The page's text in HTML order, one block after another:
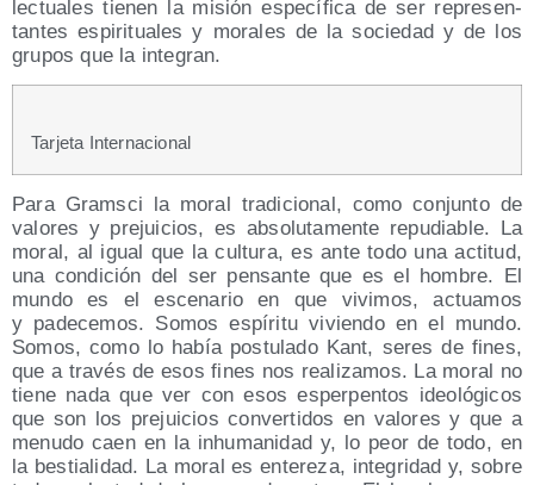
lec­tua­les tie­nen la misión espe­cí­fi­ca de ser repre­sen­
tan­tes espi­ri­tua­les y mora­les de la socie­dad y de los
gru­pos que la integran.
Tar­je­ta Internacional
Para Grams­ci la moral tra­di­cio­nal, como con­jun­to de
valo­res y pre­jui­cios, es abso­lu­ta­men­te repu­dia­ble. La
moral, al igual que la cul­tu­ra, es ante todo una acti­tud,
una con­di­ción del ser pen­san­te que es el hom­bre. El
mun­do es el esce­na­rio en que vivi­mos, actua­mos
y pade­ce­mos. Somos espí­ri­tu vivien­do en el mun­do.
Somos, como lo había pos­tu­la­do Kant, seres de fines,
que a tra­vés de esos fines nos rea­li­za­mos. La moral no
tie­ne nada que ver con esos esper­pen­tos ideo­ló­gi­cos
que son los pre­jui­cios con­ver­ti­dos en valo­res y que a
menu­do caen en la inhu­ma­ni­dad y, lo peor de todo, en
la bes­tia­li­dad. La moral es ente­re­za, inte­gri­dad y, sobre